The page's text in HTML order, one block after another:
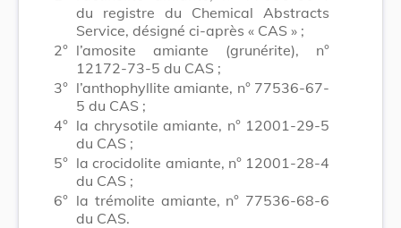
du registre du Chemical Abstracts
Service, désigné ci-après « CAS » ;
2° l’amosite amiante (grunérite), n°
12172-73-5 du CAS ;
3° l’anthophyllite amiante, n° 77536-67-
5 du CAS ;
4° la chrysotile amiante, n° 12001-29-5
du CAS ;
5° la crocidolite amiante, n° 12001-28-4
du CAS ;
6° la trémolite amiante, n° 77536-68-6
du CAS.